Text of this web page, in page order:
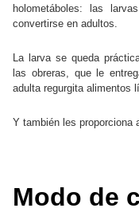
holometáboles: las
convertirse en adultos.
La larva se queda
las obreras, que le
adulta regurgita alimentos
Y también les
Modo de